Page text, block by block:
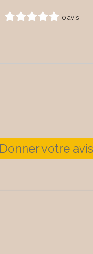
0 avis
Donner votre avis